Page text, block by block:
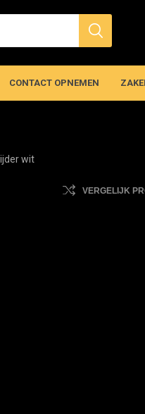
CONTACT OPNEMEN
wit
VERGELIJK